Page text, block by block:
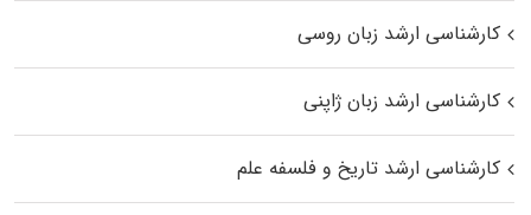
کارشناسی ارشد زبان روسی
کارشناسی ارشد زبان ژاپنی
کارشناسی ارشد تاریخ و فلسفه علم